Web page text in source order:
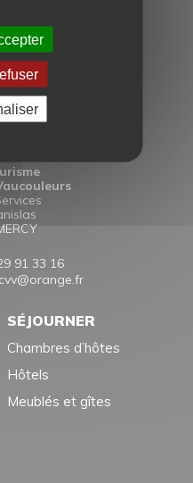
91 33 16
SÉJOURNER
Chambres d’hôtes
Hôtels
Meublés et gîtes